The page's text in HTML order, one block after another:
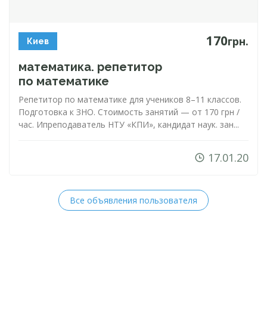
Киев 170грн.
математика. репетитор
по математике
Репетитор по математике для учеников 8–11 классов.
Подготовка к ЗНО. Стоимость занятий — от 170 грн /
час. Ипреподаватель НТУ «КПИ», кандидат наук. зан...
17.01.20
Все объявления пользователя